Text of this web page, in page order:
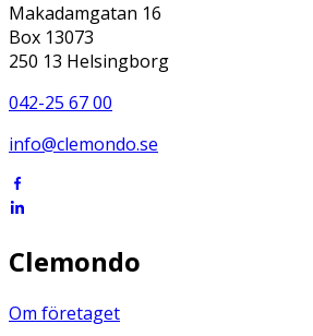
Makadamgatan 16
Box 13073
250 13 Helsingborg
042-25 67 00
info@clemondo.se
Clemondo
Om företaget